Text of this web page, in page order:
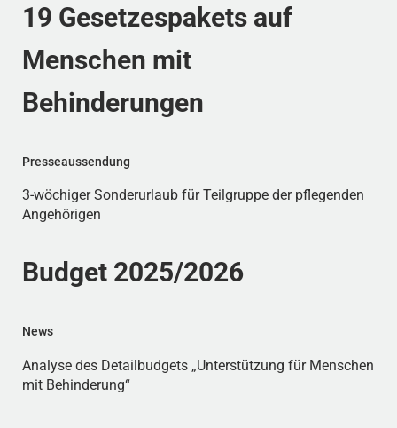
19 Gesetzespakets auf
Menschen mit
Behinderungen
Presseaussendung
3-wöchiger Sonderurlaub für Teilgruppe der pflegenden
Angehörigen
Budget 2025/2026
News
Analyse des Detailbudgets „Unterstützung für Menschen
mit Behinderung“